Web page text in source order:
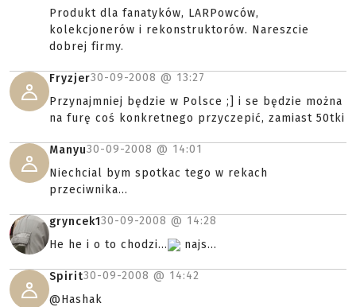
Produkt dla fanatyków, LARPowców,
kolekcjonerów i rekonstruktorów. Nareszcie
dobrej firmy.
Fryzjer30-09-2008 @ 13:27
Przynajmniej będzie w Polsce ;] i se będzie można
na furę coś konkretnego przyczepić, zamiast 50tki
Manyu30-09-2008 @ 14:01
Niechcial bym spotkac tego w rekach
przeciwnika...
gryncek130-09-2008 @ 14:28
He he i o to chodzi...
najs...
Spirit30-09-2008 @ 14:42
@Hashak